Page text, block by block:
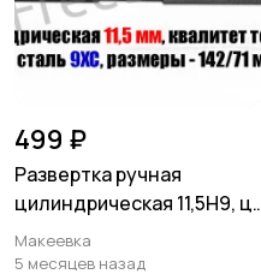
499 ₽
Развертка ручная
цилиндрическая 11,5Н9, ц/
х, 9ХС, Z8, 142/71 мм,
СССР.
Макеевка
5 месяцев назад